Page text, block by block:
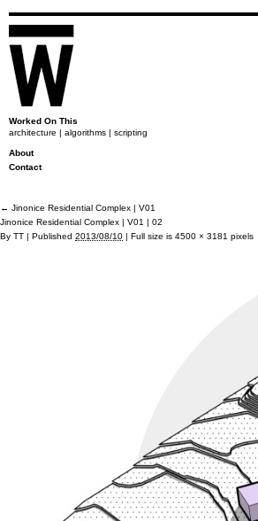
Worked On This
architecture | algorithms | scripting
About
Contact
← Jinonice Residential Complex | V01
Jinonice Residential Complex | V01 | 02
By TT | Published 2013/08/10 | Full size is 4500 × 3181 pixels